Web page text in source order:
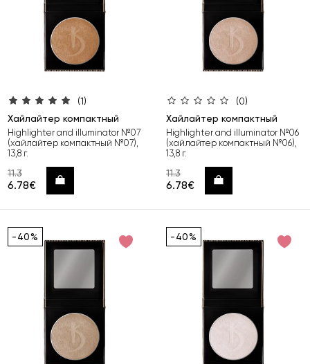
(1)
Хайлайтер компактный
Highlighter and illuminator №07
(хайлайтер компактный №07),
13,8 г.
11.3
6.78€ Купить
(0)
Хайлайтер компактный
Highlighter and illuminator №06
(хайлайтер компактный №06),
13,8 г.
11.3
6.78€ Купить
-40% -40%